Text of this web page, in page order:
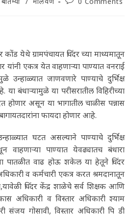
कोंड येथे ग्रामपंचायत चिंदर च्या माध्यमातून
यांनी एकत्र येत वाहणाऱ्या पाण्यात वनराई
उन्हाळ्यात जाणवणारे पाण्याचे दुर्भिक्ष
बंधाऱ्यामुळे या परीसरातील विहिरीच्या
होणार असून या भागातील चाळीस पन्नास
फायदा होणार आहे.
घटत असल्याने पाण्याचे दुर्भिक्ष
वाहणाऱ्या पाण्यात येवढ्यातच बंधारा
पातळीत वाढ होऊ शकेल या हेतूने चिंदर
व कर्मचारी एकत्र करत श्रमदानातून
चिंदर केंद्र शाळेचे सर्व शिक्षक आणि
अधिकारी व विस्तार अधिकारी श्याम
संजय गोसावी, विस्तार अधिकारी पि डी